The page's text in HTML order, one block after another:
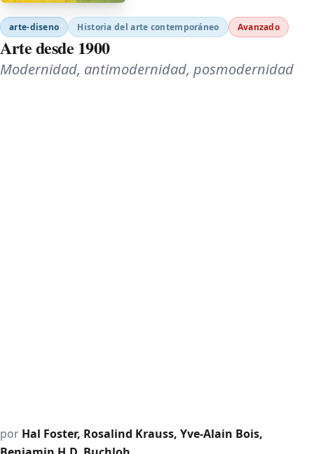
arte-diseno Historia del arte contemporáneo Avanzado
Arte desde 1900
Modernidad, antimodernidad, posmodernidad
por Hal Foster, Rosalind Krauss, Yve-Alain Bois,